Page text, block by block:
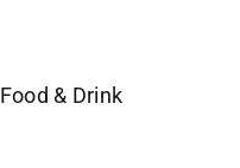
Food & Drink